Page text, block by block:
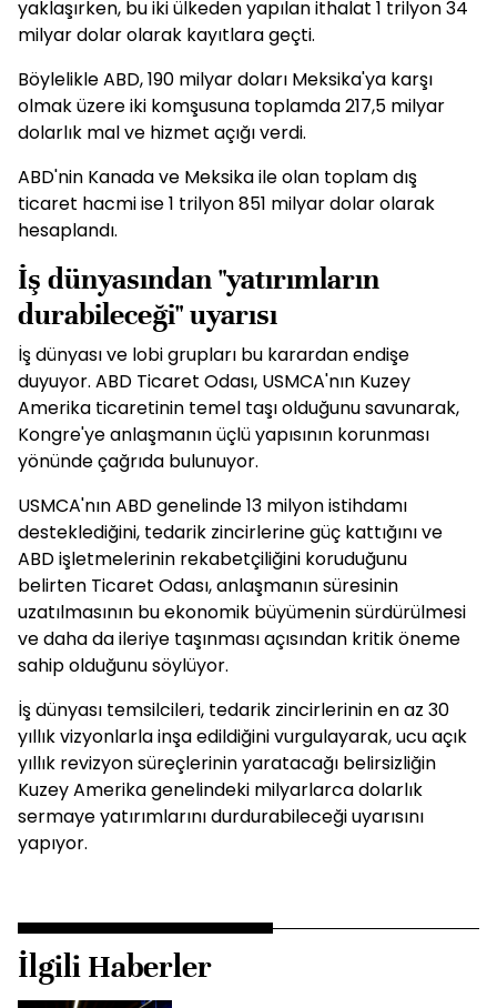
yaklaşırken, bu iki ülkeden yapılan ithalat 1 trilyon 34
milyar dolar olarak kayıtlara geçti.
Böylelikle ABD, 190 milyar doları Meksika'ya karşı
olmak üzere iki komşusuna toplamda 217,5 milyar
dolarlık mal ve hizmet açığı verdi.
ABD'nin Kanada ve Meksika ile olan toplam dış
ticaret hacmi ise 1 trilyon 851 milyar dolar olarak
hesaplandı.
İş dünyasından "yatırımların
durabileceği" uyarısı
İş dünyası ve lobi grupları bu karardan endişe
duyuyor. ABD Ticaret Odası, USMCA'nın Kuzey
Amerika ticaretinin temel taşı olduğunu savunarak,
Kongre'ye anlaşmanın üçlü yapısının korunması
yönünde çağrıda bulunuyor.
USMCA'nın ABD genelinde 13 milyon istihdamı
desteklediğini, tedarik zincirlerine güç kattığını ve
ABD işletmelerinin rekabetçiliğini koruduğunu
belirten Ticaret Odası, anlaşmanın süresinin
uzatılmasının bu ekonomik büyümenin sürdürülmesi
ve daha da ileriye taşınması açısından kritik öneme
sahip olduğunu söylüyor.
İş dünyası temsilcileri, tedarik zincirlerinin en az 30
yıllık vizyonlarla inşa edildiğini vurgulayarak, ucu açık
yıllık revizyon süreçlerinin yaratacağı belirsizliğin
Kuzey Amerika genelindeki milyarlarca dolarlık
sermaye yatırımlarını durdurabileceği uyarısını
yapıyor.
İlgili Haberler